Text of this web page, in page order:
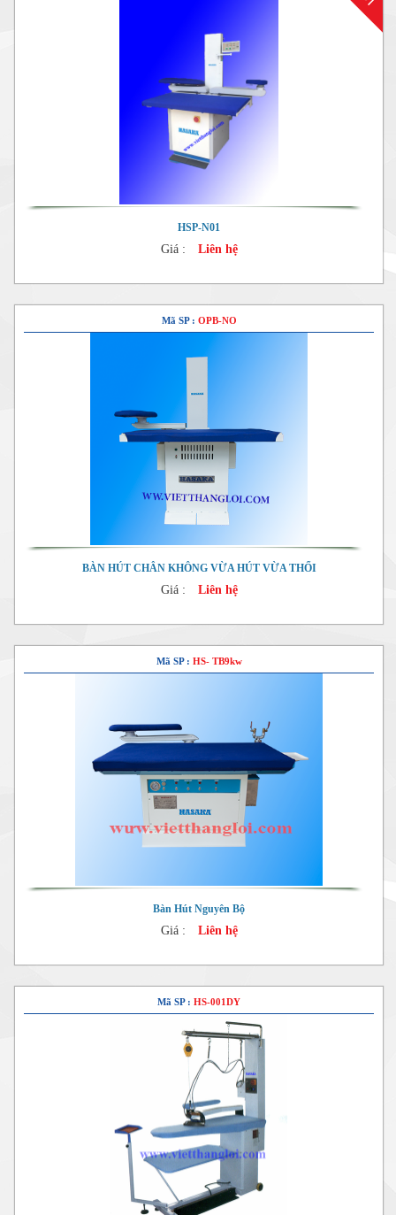
HSP-N01
Giá : Liên hệ
Mã SP : OPB-NO
BÀN HÚT CHÂN KHÔNG VỪA HÚT VỪA THỔI
Giá : Liên hệ
Mã SP : HS- TB9kw
Bàn Hút Nguyên Bộ
Giá : Liên hệ
Mã SP : HS-001DY